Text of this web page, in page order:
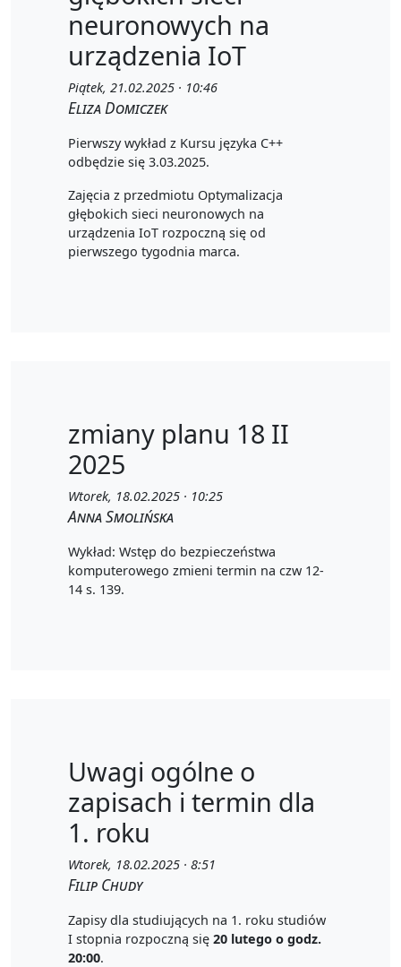
neuronowych na
urządzenia IoT
Piątek, 21.02.2025 · 10:46
Eliza Domiczek
Pierwszy wykład z Kursu języka C++
odbędzie się 3.03.2025.
Zajęcia z przedmiotu Optymalizacja
głębokich sieci neuronowych na
urządzenia IoT rozpoczną się od
pierwszego tygodnia marca.
zmiany planu 18 II
2025
Wtorek, 18.02.2025 · 10:25
Anna Smolińska
Wykład: Wstęp do bezpieczeństwa
komputerowego zmieni termin na czw 12-
14 s. 139.
Uwagi ogólne o
zapisach i termin dla
1. roku
Wtorek, 18.02.2025 · 8:51
Filip Chudy
Zapisy dla studiujących na 1. roku studiów
I stopnia rozpoczną się 20 lutego o godz.
20:00.